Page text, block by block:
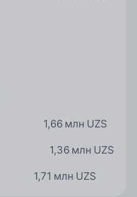
1,66 млн UZS
1,36 млн UZS
1,71 млн UZS